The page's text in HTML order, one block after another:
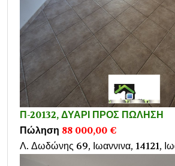
Π-20132, ΔΥΑΡΙ ΠΡΟΣ ΠΩΛΗΣΗ
Πώληση 88 000,00 €
Λ. Δωδώνης 69, Ιωαννινα, 14121,